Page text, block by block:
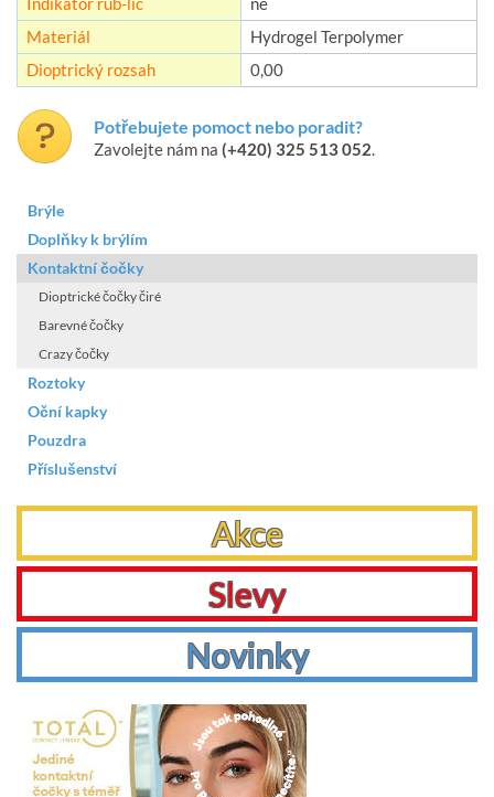
Materiál
Hydrogel Terpolymer
Dioptrický rozsah
0,00
Potřebujete pomoct nebo poradit?
Zavolejte nám na (+420) 325 513 052.
Brýle
Doplňky k brýlím
Kontaktní čočky
Dioptrické čočky čiré
Barevné čočky
Crazy čočky
Roztoky
Oční kapky
Pouzdra
Příslušenství
Akce
Slevy
Novinky